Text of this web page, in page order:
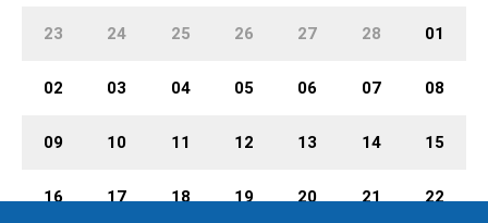
23 24 25 26 27 28 01
02 03 04 05 06 07 08
09 10 11 12 13 14 15
16 17 18 19 20 21 22